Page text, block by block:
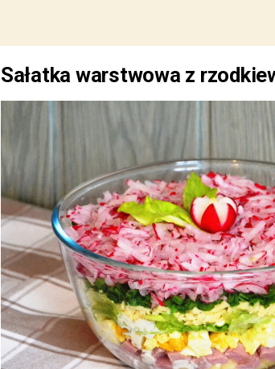
Sałatka warstwowa z